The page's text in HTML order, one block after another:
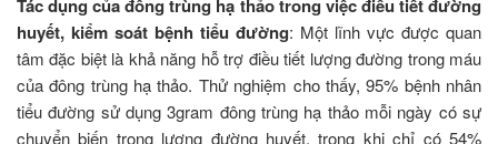
Tác dụng của đông trùng hạ thảo trong việc điều tiết đường
huyết, kiểm soát bệnh tiểu đường: Một lĩnh vực được quan
tâm đặc biệt là khả năng hỗ trợ điều tiết lượng đường trong máu
của đông trùng hạ thảo. Thử nghiệm cho thấy, 95% bệnh nhân
tiểu đường sử dụng 3gram đông trùng hạ thảo mỗi ngày có sự
chuyển biến trong lượng đường huyết, trong khi chỉ có 54%